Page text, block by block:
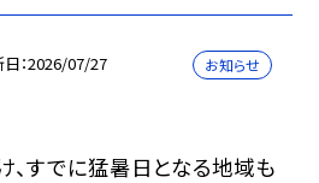
日 2026/07/27 お知らせ
、すでに猛暑日となる地域も